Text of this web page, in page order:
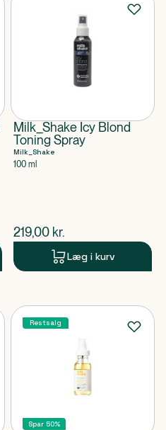
Milk_Shake Icy Blond
Toning Spray
Milk_Shake
100 ml
$nuværende pris
219,00 kr.
Læg i kurv
Restsalg
Spar 50%